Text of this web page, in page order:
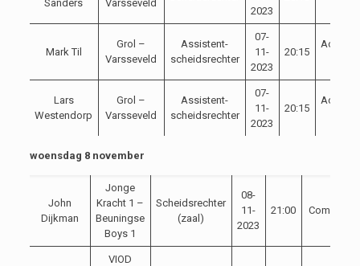
Sanders
Varsseveld
2023
Mark Til
Grol –
Varsseveld
Assistent-
scheidsrechter
07-
11-
2023
20:15
Lars
Westendorp
Grol –
Varsseveld
Assistent-
scheidsrechter
07-
11-
2023
20:15
woensdag 8 november
John
Dijkman
Jonge
Kracht 1 –
Beuningse
Boys 1
Scheidsrechter
(zaal)
08-
11-
2023
21:00 Competitie
VIOD